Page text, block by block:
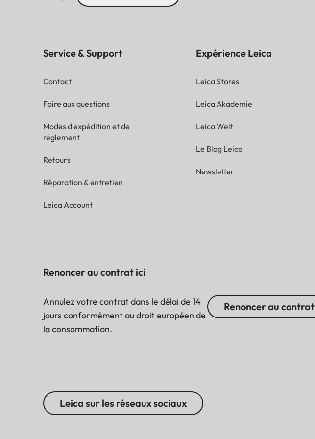
Service & Support
Contact
Foire aux questions
Modes d'expédition et de
réglement
Retours
Réparation & entretien
Leica Account
Expérience Leica
Leica Stores
Leica Akademie
Leica Welt
Le Blog Leica
Newsletter
Renoncer au contrat ici
Annulez votre contrat dans le délai de 14
jours conformément au droit européen de
la consommation.
Renoncer au contrat
Leica sur les réseaux sociaux